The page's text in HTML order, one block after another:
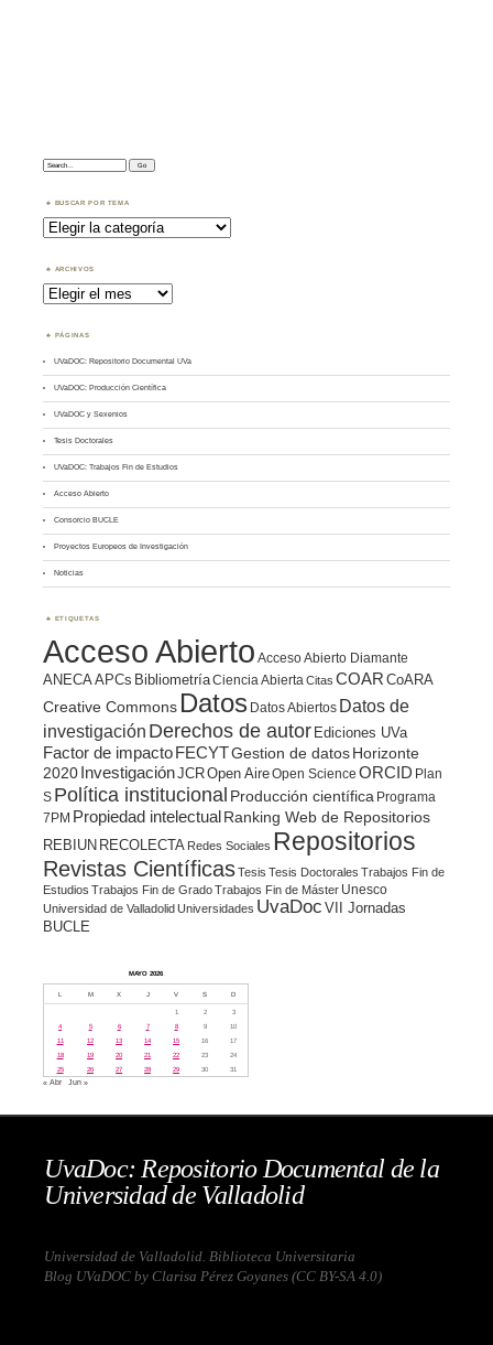
Search:
BUSCAR POR TEMA
Buscar
por
Tema
ARCHIVOS
Archivos
PÁGINAS
UVaDOC: Repositorio Documental UVa
UVaDOC: Producción Científica
UVaDOC y Sexenios
Tesis Doctorales
UVaDOC: Trabajos Fin de Estudios
Acceso Abierto
Consorcio BUCLE
Proyectos Europeos de Investigación
Noticias
ETIQUETAS
Acceso Abierto Acceso Abierto Diamante
ANECAAPCs BibliometríaCiencia Abierta Citas COAR CoARA
Creative Commons Datos Datos Abiertos Datos de
investigación Derechos de autor Ediciones UVa
Factor de impacto FECYTGestion de datosHorizonte
2020 InvestigaciónJCROpen AireOpen Science ORCID Plan
S Política institucional Producción científica Programa
7PM Propiedad intelectualRanking Web de Repositorios
REBIUN RECOLECTA Redes Sociales Repositorios
Revistas CientíficasTesis Tesis Doctorales Trabajos Fin de
Estudios Trabajos Fin de GradoTrabajos Fin de Máster Unesco
Universidad de Valladolid Universidades UvaDoc VII Jornadas
BUCLE
MAYO 2026
L M X J V S D
1 2
3
4
5 6 7 8 9
10
11
12 13 14 15 16
17
18
19 20 21 22 23
24
25
26 27 28 29 30 31
« Abr Jun »
UvaDoc: Repositorio Documental de la
Universidad de Valladolid
Universidad de Valladolid. Biblioteca Universitaria
Blog UVaDOC by Clarisa Pérez Goyanes (CC BY-SA 4.0)